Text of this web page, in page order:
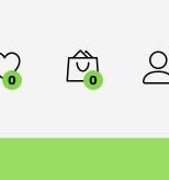
0 0